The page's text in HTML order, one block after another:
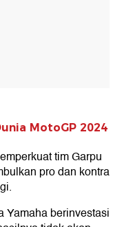
MotoGP 2024
tim Garpu
pro dan kontra
Yamaha berinvestasi